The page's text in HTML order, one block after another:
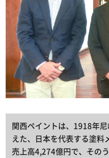
関西ペイントは、1918年
えた、日本を代表する塗
売上高4,274億円で、その